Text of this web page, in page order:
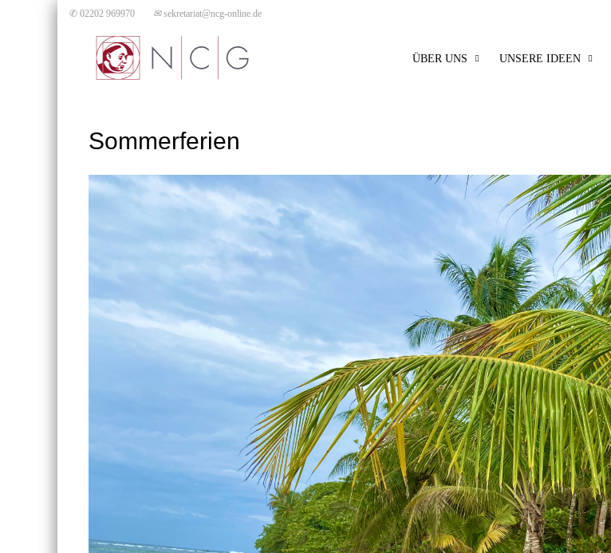
✆ 02202 969970 ✉sekretariat@ncg-online.de
ÜBER UNS UNSERE IDEEN
Sommerferien